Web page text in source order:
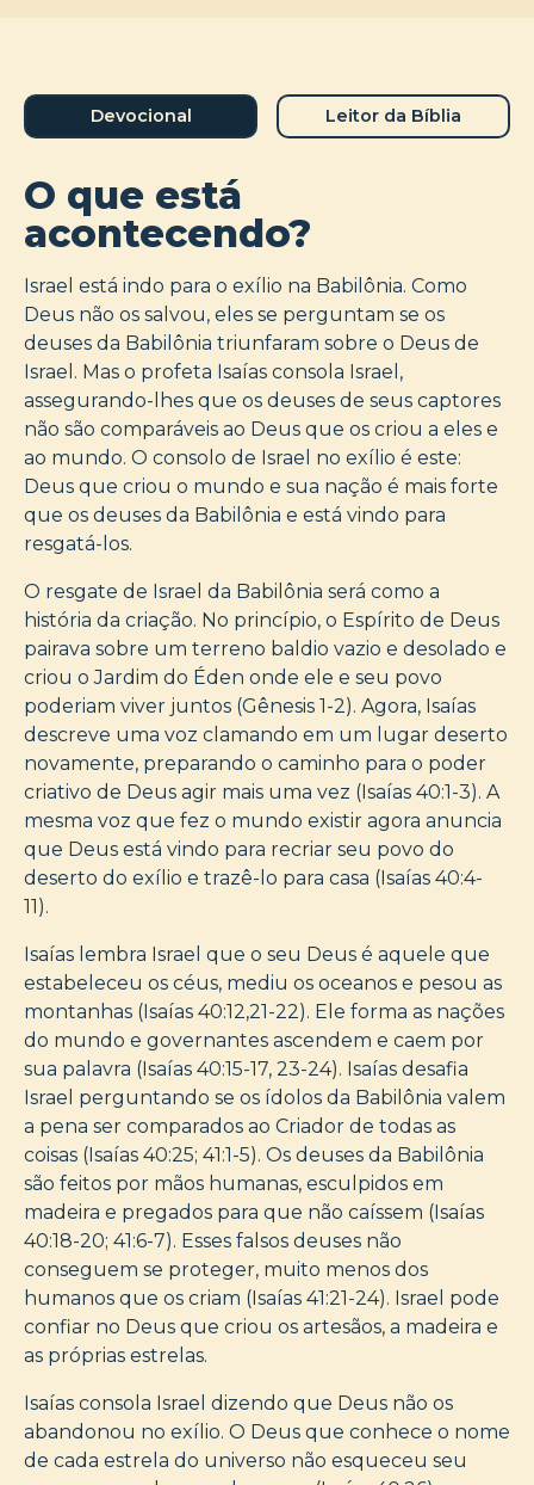
Devocional Leitor da Bíblia
O que está
acontecendo?
Israel está indo para o exílio na Babilônia. Como
Deus não os salvou, eles se perguntam se os
deuses da Babilônia triunfaram sobre o Deus de
Israel. Mas o profeta Isaías consola Israel,
assegurando-lhes que os deuses de seus captores
não são comparáveis ao Deus que os criou a eles e
ao mundo. O consolo de Israel no exílio é este:
Deus que criou o mundo e sua nação é mais forte
que os deuses da Babilônia e está vindo para
resgatá-los.
O resgate de Israel da Babilônia será como a
história da criação. No princípio, o Espírito de Deus
pairava sobre um terreno baldio vazio e desolado e
criou o Jardim do Éden onde ele e seu povo
poderiam viver juntos (Gênesis 1-2). Agora, Isaías
descreve uma voz clamando em um lugar deserto
novamente, preparando o caminho para o poder
criativo de Deus agir mais uma vez (Isaías 40:1-3). A
mesma voz que fez o mundo existir agora anuncia
que Deus está vindo para recriar seu povo do
deserto do exílio e trazê-lo para casa (Isaías 40:4-
11).
Isaías lembra Israel que o seu Deus é aquele que
estabeleceu os céus, mediu os oceanos e pesou as
montanhas (Isaías 40:12,21-22). Ele forma as nações
do mundo e governantes ascendem e caem por
sua palavra (Isaías 40:15-17, 23-24). Isaías desafia
Israel perguntando se os ídolos da Babilônia valem
a pena ser comparados ao Criador de todas as
coisas (Isaías 40:25; 41:1-5). Os deuses da Babilônia
são feitos por mãos humanas, esculpidos em
madeira e pregados para que não caíssem (Isaías
40:18-20; 41:6-7). Esses falsos deuses não
conseguem se proteger, muito menos dos
humanos que os criam (Isaías 41:21-24). Israel pode
confiar no Deus que criou os artesãos, a madeira e
as próprias estrelas.
Isaías consola Israel dizendo que Deus não os
abandonou no exílio. O Deus que conhece o nome
de cada estrela do universo não esqueceu seu